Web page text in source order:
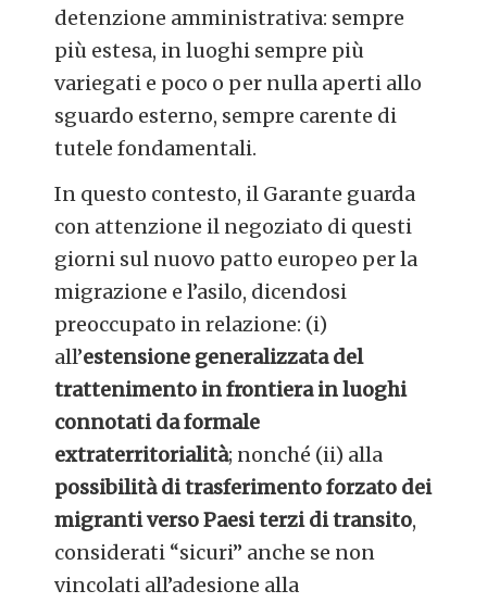
detenzione amministrativa: sempre
più estesa, in luoghi sempre più
variegati e poco o per nulla aperti allo
sguardo esterno, sempre carente di
tutele fondamentali.
In questo contesto, il Garante guarda
con attenzione il negoziato di questi
giorni sul nuovo patto europeo per la
migrazione e l’asilo, dicendosi
preoccupato in relazione: (i)
all’estensione generalizzata del
trattenimento in frontiera in luoghi
connotati da formale
extraterritorialità; nonché (ii) alla
possibilità di trasferimento forzato dei
migranti verso Paesi terzi di transito,
considerati “sicuri” anche se non
vincolati all’adesione alla